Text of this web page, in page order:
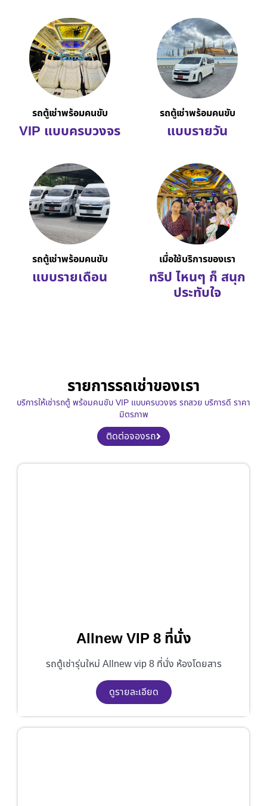
รถตู้เช่าพร้อมคนขับ
VIP แบบครบวงจร
รถตู้เช่าพร้อมคนขับ
แบบรายวัน
รถตู้เช่าพร้อมคนขับ
แบบรายเดือน
เมื่อใช้บริการของเรา
ทริป ไหนๆ ก็ สนุก
ประทับใจ
รายการรถเช่าของเรา
บริการให้เช่ารถตู้ พร้อมคนขับ VIP แบบครบวงจร รถสวย บริการดี ราคา
มิตรภาพ
ติดต่อจองรถ
Allnew VIP 8 ที่นั่ง
รถตู้เช่ารุ่นใหม่ Allnew vip 8 ที่นั่ง ห้องโดยสาร
ดูรายละเอียด